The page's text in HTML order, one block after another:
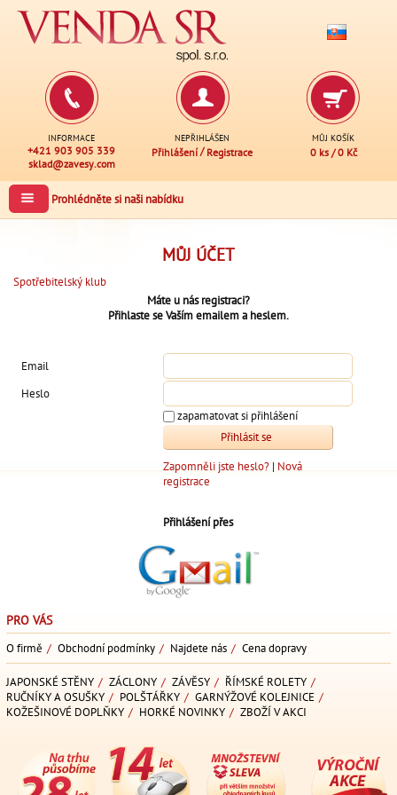
INFORMACE
+421 903 905 339
sklad@zavesy.com
NEPŘIHLÁŠEN
Přihlášení/ Registrace
MŮJ KOŠÍK
0 ks/0 Kč
Prohlédněte si naši nabídku
MŮJ ÚČET
Spotřebitelský klub
Máte u nás registraci?
Přihlaste se Vaším emailem a heslem.
Email
Heslo
zapamatovat si přihlášení
Zapomněli jste heslo? | Nová
registrace
Přihlášení přes
PRO VÁS
O firmě / Obchodní podmínky / Najdete nás / Cena dopravy
JAPONSKÉ STĚNY / ZÁCLONY / ZÁVĚSY / ŘÍMSKÉ ROLETY /
RUČNÍKY A OSUŠKY / POLŠTÁŘKY / GARNÝŽOVÉ KOLEJNICE /
KOŽEŠINOVÉ DOPLŇKY / HORKÉ NOVINKY / ZBOŽÍ V AKCI